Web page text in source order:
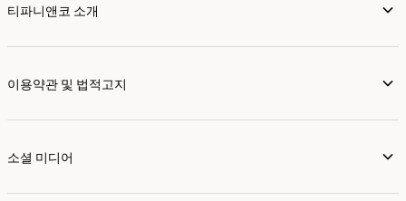
티파니앤코 소개
이용약관 및 법적고지
소셜 미디어